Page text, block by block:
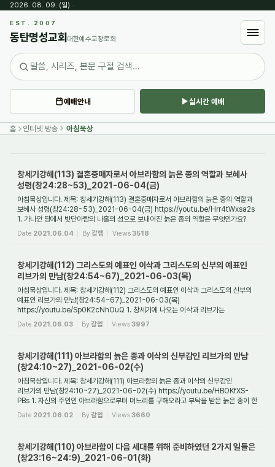
2026. 08. 09. (일) ·
EST. 2007
동탄명성교회 대한예수교장로회
예배안내 실시간 예배
홈 인터넷 방송 아침묵상
창세기강해(113) 결혼중매자로서 아브라함의 늙은 종의 역할과 보혜사
성령(창24:28~53)_2021-06-04(금)
아침묵상입니다. 제목: 창세기강해(113) 결혼중매자로서 아브라함의 늙은 종의 역할과
보혜사 성령(창24:28~53)_2021-06-04(금) https://youtu.be/Hrr4tWxsa2s
1. 가나안 땅에서 밧단아람의 나홀의 성으로 보내어진 늙은 종의 역할은 무엇인가요?
늙은 종은 가...
Date 2021.06.04 By갈렙 Views3518
창세기강해(112) 그리스도의 예표인 이삭과 그리스도의 신부의 예표인
리브가의 만남(창24:54~67)_2021-06-03(목)
아침묵상입니다. 제목: 창세기강해(112) 그리스도의 예표인 이삭과 그리스도의 신부의
예표인 리브가의 만남(창24:54~67)_2021-06-03(목)
https://youtu.be/Sp0K2cNhOuQ 1. 창세기에 나오는 이삭과 리브가는
예표론적으로 누구를 가리키는가요? 창세기에 나오...
Date 2021.06.03 By갈렙 Views3997
창세기강해(111) 아브라함의 늙은 종과 이삭의 신부감인 리브가의 만남
(창24:10~27)_2021-06-02(수)
아침묵상입니다. 제목: 창세기강해(111) 아브라함의 늙은 종과 이삭의 신부감인
리브가의 만남(창24:10~27)_2021-06-02(수) https://youtu.be/HBOKfXS-
PBs 1. 자신의 주인인 아브라함으로부터 며느리를 구해오라고 부탁을 받은 늙은 종이 한
일은 무엇인가요? ...
Date 2021.06.02 By갈렙 Views3660
창세기강해(110) 아브라함이 다음 세대를 위해 준비하였던 2가지 일들은
(창23:16~24:9)_2021-06-01(화)
Sketchbook5, 스케치북5
Sketchbook5, 스케치북5